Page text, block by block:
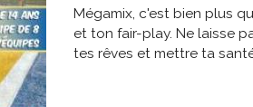
Mégamix, c'est bien plus
et ton fair-play. Ne laisse
tes rêves et mettre ta